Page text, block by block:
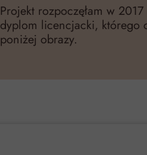
Projekt rozpoczęłam w
dyplom licencjacki, którego
poniżej obrazy.